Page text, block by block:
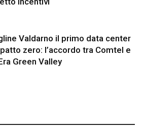
Valdarno il primo data center
zero: l’accordo tra Comtel e
Green Valley